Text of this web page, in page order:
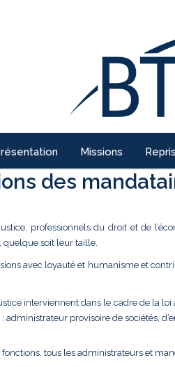
Missions
des
professionnels du droit et de
quelque soit leur taille.
avec loyauté et humanisme et
interviennent dans le cadre de la
administrateur provisoire de sociétés,
fonctions, tous les administrateurs et